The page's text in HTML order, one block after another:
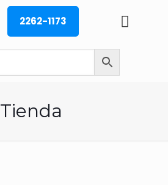
2262-1173
Tienda